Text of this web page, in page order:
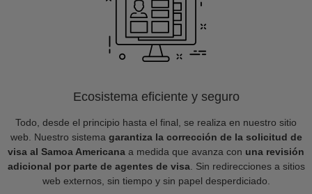
Ecosistema eficiente y seguro
Todo, desde el principio hasta el final, se realiza en nuestro sitio
web. Nuestro sistema garantiza la corrección de la solicitud de
visa al Samoa Americana a medida que avanza con una revisión
adicional por parte de agentes de visa. Sin redirecciones a sitios
web externos, sin tiempo y sin papel desperdiciado.